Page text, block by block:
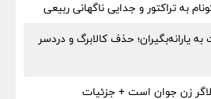
به تراکتور و جدایی ناگهانی ربیعی
یارانه‌بگیران؛ حذف کالابرگ و دردسر
زن جوان است + جزئیات